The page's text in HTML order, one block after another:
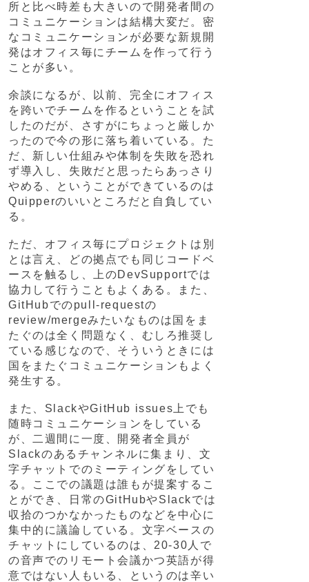
所と比べ時差も大きいので開発者間の
コミュニケーションは結構大変だ。密
なコミュニケーションが必要な新規開
発はオフィス毎にチームを作って行う
ことが多い。
余談になるが、以前、完全にオフィス
を跨いでチームを作るということを試
したのだが、さすがにちょっと厳しか
ったので今の形に落ち着いている。た
だ、新しい仕組みや体制を失敗を恐れ
ず導入し、失敗だと思ったらあっさり
やめる、ということができているのは
Quipperのいいところだと自負してい
る。
ただ、オフィス毎にプロジェクトは別
とは言え、どの拠点でも同じコードベ
ースを触るし、上のDevSupportでは
協力して行うこともよくある。また、
GitHubでのpull-requestの
review/mergeみたいなものは国をま
たぐのは全く問題なく、むしろ推奨し
ている感じなので、そういうときには
国をまたぐコミュニケーションもよく
発生する。
また、SlackやGitHub issues上でも
随時コミュニケーションをしている
が、二週間に一度、開発者全員が
Slackのあるチャンネルに集まり、文
字チャットでのミーティングをしてい
る。ここでの議題は誰もが提案するこ
とができ、日常のGitHubやSlackでは
収拾のつかなかったものなどを中心に
集中的に議論している。文字ベースの
チャットにしているのは、20-30人で
の音声でのリモート会議かつ英語が得
意ではない人もいる、というのは辛い